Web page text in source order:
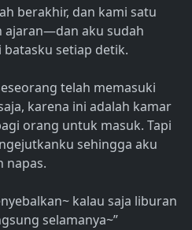
berakhir, dan kami satu
ajaran—dan aku sudah
setiap detik.
telah memasuki
karena ini adalah kamar
orang untuk masuk. Tapi
sehingga aku
napas.
kalau saja liburan
selamanya~”